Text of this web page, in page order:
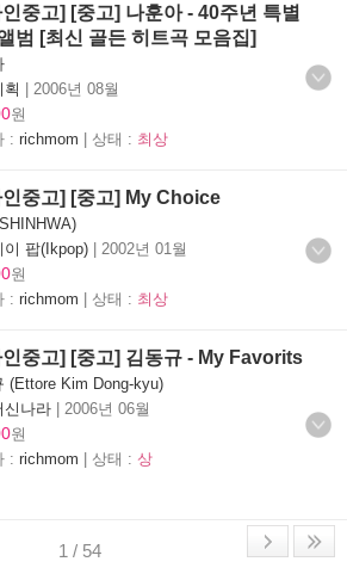
인중고] [중고] 나훈아 - 40주년 특별
범 [최신 골든 히트곡 모음집]
획 | 2006년 08월
원
: richmom | 상태 : 최상
인중고] [중고] My Choice
이 팝(Ikpop) | 2002년 01월
원
: richmom | 상태 : 최상
인중고] [중고] 김동규 - My Favorits
(Ettore Kim Dong-kyu)
신나라 | 2006년 06월
원
: richmom | 상태 : 상
1 / 54